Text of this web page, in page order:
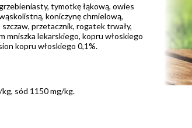
tymotkę łąkową, owies
koniczynę chmielową,
przetacznik, rogatek trwały,
mniszka lekarskiego, kopru włoskiego
kopru włoskiego 0,1%.
sód 1150 mg/kg.